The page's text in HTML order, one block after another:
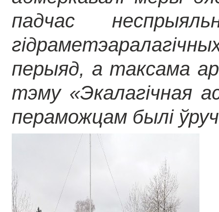
падчас
перыяд, а таксама
тэму «Экалагічная
пераможцам былі